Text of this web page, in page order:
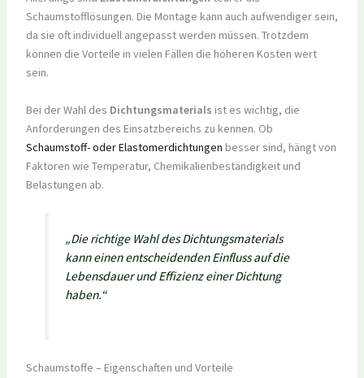
Schaumstofflösungen. Die Montage kann auch aufwendiger sein,
da sie oft individuell angepasst werden müssen. Trotzdem
können die Vorteile in vielen Fällen die höheren Kosten wert
sein.
Bei der Wahl des Dichtungsmaterials ist es wichtig, die
Anforderungen des Einsatzbereichs zu kennen. Ob
Schaumstoff- oder Elastomerdichtungen besser sind, hängt von
Faktoren wie Temperatur, Chemikalienbeständigkeit und
Belastungen ab.
„Die richtige Wahl des Dichtungsmaterials
kann einen entscheidenden Einfluss auf die
Lebensdauer und Effizienz einer Dichtung
haben.“
Schaumstoffe – Eigenschaften und Vorteile